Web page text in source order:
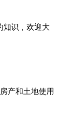
知识，欢迎大
产和土地使用